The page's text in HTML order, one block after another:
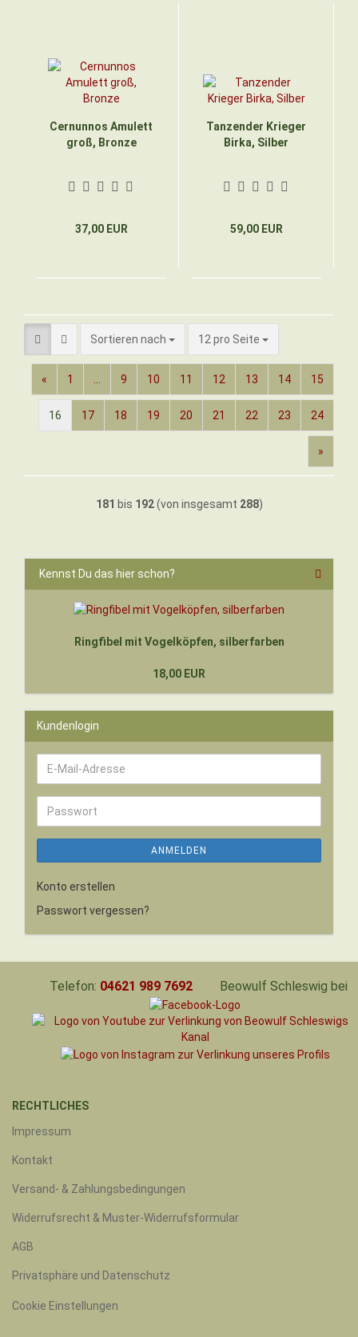
Cernunnos Amulett
groß, Bronze
37,00 EUR
Tanzender Krieger
Birka, Silber
59,00 EUR
Sortieren nach
Sortieren nach 12 pro Seite
pro Seite
« 1 9 10 11 12 13 14 15
16 17 18 19 20 21 22 23 24
»
181 bis 192(von insgesamt 288)
Kennst Du das hier schon?
Ringfibel mit Vogelköpfen, silberfarben
18,00 EUR
Kundenlogin
E-
Mail-
Adresse
Passwort
ANMELDEN
Konto erstellen
Passwort vergessen?
Telefon: 04621 989 7692 Beowulf Schleswig bei
RECHTLICHES
Impressum
Kontakt
Versand- & Zahlungsbedingungen
Widerrufsrecht & Muster-Widerrufsformular
AGB
Privatsphäre und Datenschutz
Cookie Einstellungen